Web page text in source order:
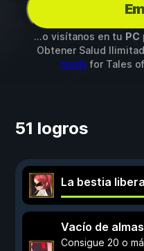
...o visítanos en tu PC
Obtener Salud
mods for Tales
51 logros
La bestia
Vacío de almas
Consigue 20 o